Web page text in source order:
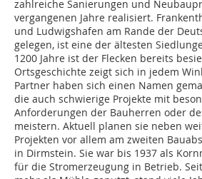
zahlreiche Sanierungen und
vergangenen Jahre realisiert.
und Ludwigshafen am Rande der
gelegen, ist eine der ältesten
1200 Jahre ist der Flecken bereits
Ortsgeschichte zeigt sich in jedem
Partner haben sich einen Namen
die auch schwierige Projekte mit
Anforderungen der Bauherren oder
meistern. Aktuell planen sie neben
Projekten vor allem am zweiten
in Dirmstein. Sie war bis 1937 als
für die Stromerzeugung in Betrieb.